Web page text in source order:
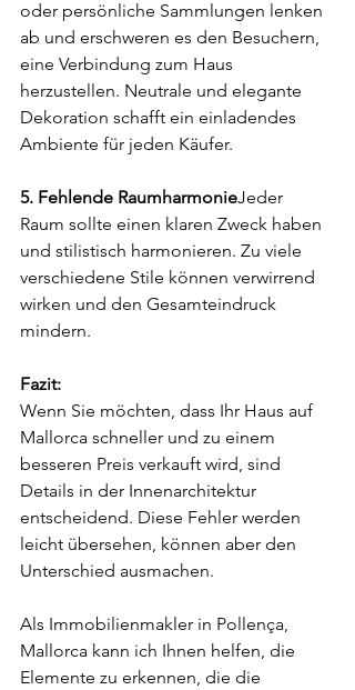
oder persönliche Sammlungen lenken
ab und erschweren es den Besuchern,
eine Verbindung zum Haus
herzustellen. Neutrale und elegante
Dekoration schafft ein einladendes
Ambiente für jeden Käufer.
5. Fehlende RaumharmonieJeder
Raum sollte einen klaren Zweck haben
und stilistisch harmonieren. Zu viele
verschiedene Stile können verwirrend
wirken und den Gesamteindruck
mindern.
Fazit:
Wenn Sie möchten, dass Ihr Haus auf
Mallorca schneller und zu einem
besseren Preis verkauft wird, sind
Details in der Innenarchitektur
entscheidend. Diese Fehler werden
leicht übersehen, können aber den
Unterschied ausmachen.
Als Immobilienmakler in Pollença,
Mallorca kann ich Ihnen helfen, die
Elemente zu erkennen, die die